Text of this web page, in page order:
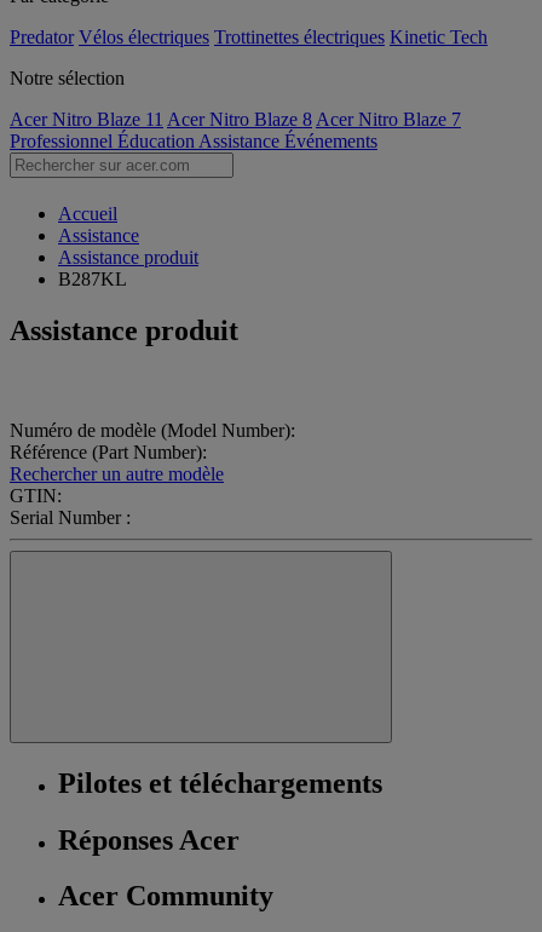
Predator Vélos électriques Trottinettes électriques Kinetic Tech
Notre sélection
Acer Nitro Blaze 11 Acer Nitro Blaze 8 Acer Nitro Blaze 7
Professionnel Éducation Assistance Événements
Accueil
Assistance
Assistance produit
B287KL
Assistance produit
Numéro de modèle (Model Number):
Référence (Part Number):
Rechercher un autre modèle
GTIN:
Serial Number :
Pilotes et téléchargements
Réponses Acer
Acer Community